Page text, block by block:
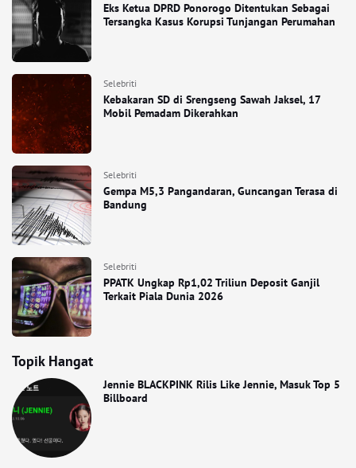
Eks Ketua DPRD Ponorogo Ditentukan Sebagai
Tersangka Kasus Korupsi Tunjangan Perumahan
Selebriti
Kebakaran SD di Srengseng Sawah Jaksel, 17
Mobil Pemadam Dikerahkan
Selebriti
Gempa M5,3 Pangandaran, Guncangan Terasa di
Bandung
Selebriti
PPATK Ungkap Rp1,02 Triliun Deposit Ganjil
Terkait Piala Dunia 2026
Topik Hangat
Jennie BLACKPINK Rilis Like Jennie, Masuk Top 5
Billboard